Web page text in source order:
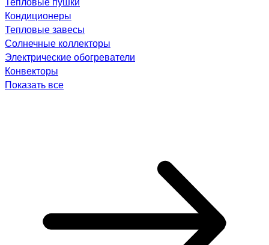
Кондиционеры
Тепловые завесы
Солнечные коллекторы
Электрические обогреватели
Конвекторы
Показать все